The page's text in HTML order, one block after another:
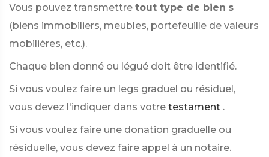
Vous pouvez transmettre tout type de bien s
(biens immobiliers, meubles, portefeuille de valeurs
mobilières, etc.).
Chaque bien donné ou légué doit être identifié.
Si vous voulez faire un legs graduel ou résiduel,
vous devez l'indiquer dans votre testament .
Si vous voulez faire une donation graduelle ou
résiduelle, vous devez faire appel à un notaire.